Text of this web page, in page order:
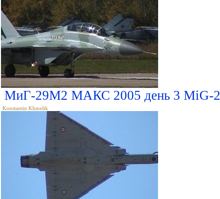
МиГ-29М2 МАКС 2005 день 3 MiG-
Konstantin Khmelik